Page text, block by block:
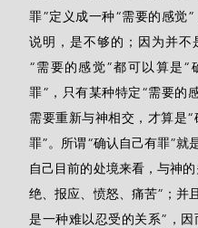
罪”定义成一种“需要的感觉
说明，是不够的；因为并不
“需要的感觉”都可以算是“
罪”，只有某种特定“需要的
需要重新与神相交，才算是
罪”。所谓“确认自己有罪”就
自己目前的处境来看，与神
绝、报应、愤怒、痛苦”；并
是一种难以忍受的关系”，